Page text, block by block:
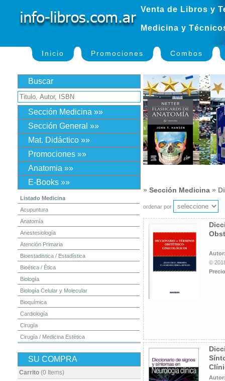
Venta de Libros y
Medicina y
Inicio Promociones Combos
Buscar
Sección Medicina »»
Sección General »»
Mat. Didáctico »»
Promociones »»
Anatomia »»
E-Books »»
Listado Medicina
Acupuntura
Anatomía
Anestesiología
Atención Primaria
Bioestadistica / Estadística
Bioética / Ética
Biología
Biología Celular y Molecular
Bioquímica
Cardiología
Cirugía
Cirugía / Medicina Estética
Dermatología
Diagnóstico por Imagen / Radiología
SU COMPRA
Carrito (0 Items)
» Sección Medicina »
ordenar por
©